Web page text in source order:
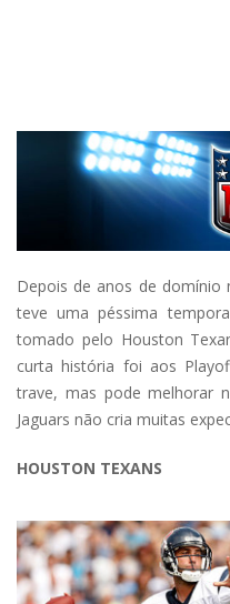
Depois de anos de domínio
teve uma péssima
tomado pelo Houston
curta história foi aos
trave, mas pode melhorar
Jaguars não cria muitas
HOUSTON TEXANS